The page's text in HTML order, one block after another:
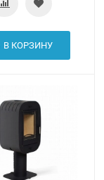
В КОРЗИНУ